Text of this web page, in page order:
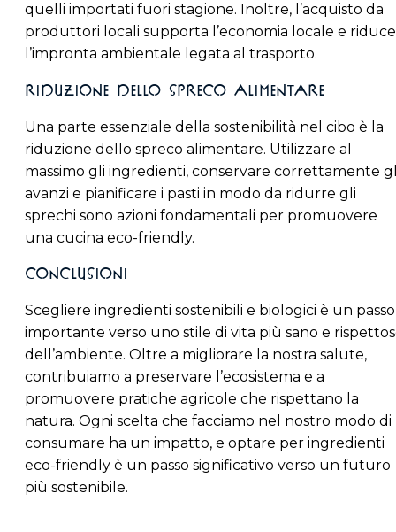
quelli importati fuori stagione. Inoltre, l’acquisto da
produttori locali supporta l’economia locale e riduce
l’impronta ambientale legata al trasporto.
Riduzione dello Spreco Alimentare
Una parte essenziale della sostenibilità nel cibo è la
riduzione dello spreco alimentare. Utilizzare al
massimo gli ingredienti, conservare correttamente
avanzi e pianificare i pasti in modo da ridurre gli
sprechi sono azioni fondamentali per promuovere
una cucina eco-friendly.
Conclusioni
Scegliere ingredienti sostenibili e biologici è un passo
importante verso uno stile di vita più sano e
dell’ambiente. Oltre a migliorare la nostra salute,
contribuiamo a preservare l’ecosistema e a
promuovere pratiche agricole che rispettano la
natura. Ogni scelta che facciamo nel nostro modo di
consumare ha un impatto, e optare per ingredienti
eco-friendly è un passo significativo verso un futuro
più sostenibile.